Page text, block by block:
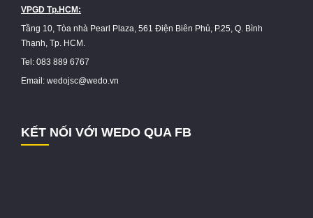
VPGD Tp.HCM:
Tầng 10, Tòa nhà Pearl Plaza, 561 Điện Biên Phủ, P.25, Q. Bình
Thạnh, Tp. HCM.
Tel: 083 889 6767
Email: wedojsc@wedo.vn
KẾT NỐI VỚI WEDO QUA FB